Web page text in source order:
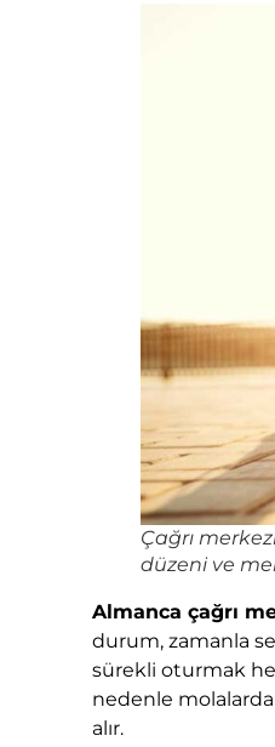
Çağrı
düzeni ve
Almanca çağrı
durum, zamanla
sürekli oturmak
nedenle
alır.